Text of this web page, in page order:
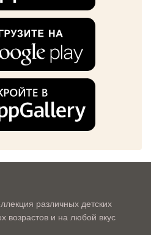
различных детских
возрастов и на любой вкус